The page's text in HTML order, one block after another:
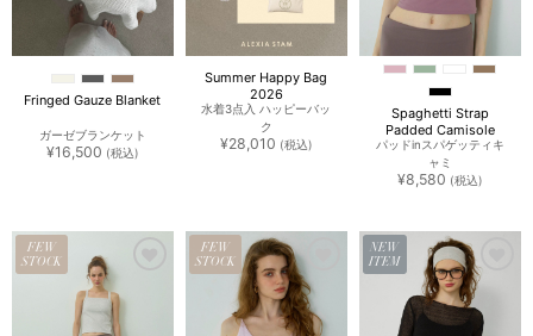
Fringed Gauze Blanket
ガーゼブランケット
¥16,500 (税込)
Summer Happy Bag
2026
水着3点入 ハッピーバッ
ク
¥28,010 (税込)
Spaghetti Strap
Padded Camisole
パッドinスパゲッティキ
ャミ
¥8,580 (税込)
FEW
STOCK
FEW
STOCK
りに
追加
NEW
ITEM